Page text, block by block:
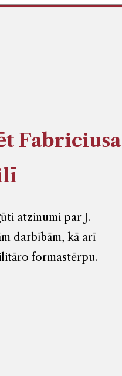
Fabriciusa
atzinumi par J.
darbībām, kā arī
formastērpu.